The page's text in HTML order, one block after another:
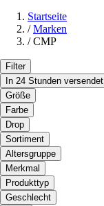
Startseite
/ Marken
/ CMP
Filter
In 24 Stunden versendet
Größe
Farbe
Drop
Sortiment
Altersgruppe
Merkmal
Produkttyp
Geschlecht